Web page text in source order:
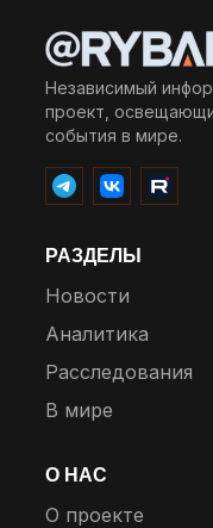
Независимый
проект,
события в мире.
РАЗДЕЛЫ
Новости
Аналитика
Расследования
В мире
О НАС
О проекте